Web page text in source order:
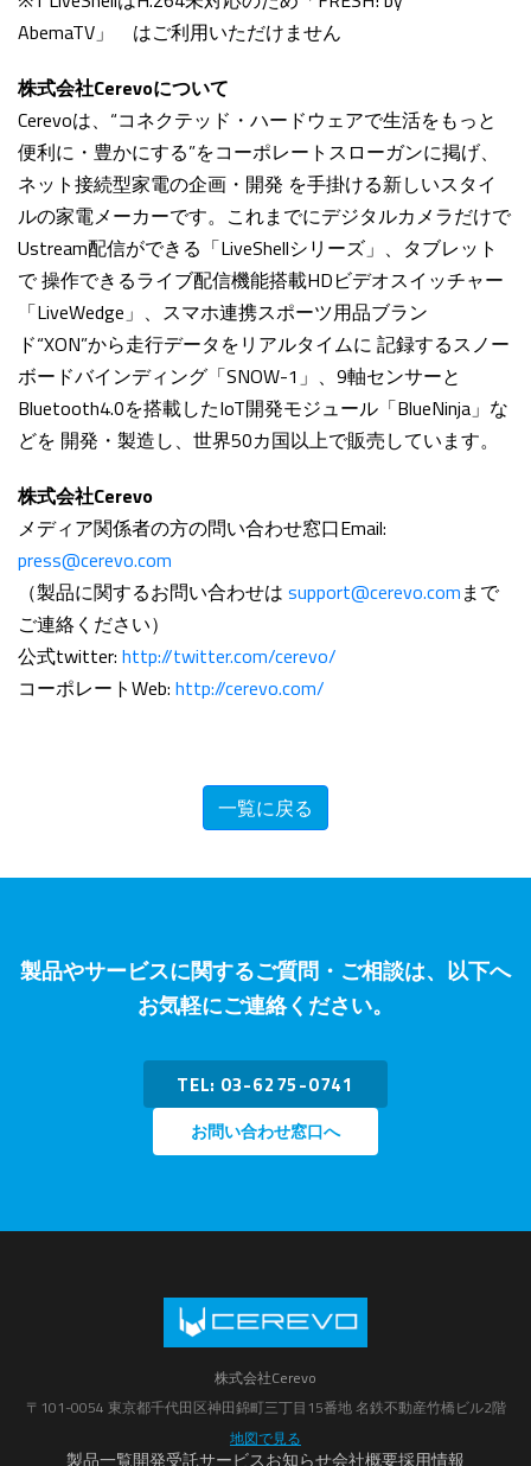
AbemaTV」 はご利用いただけません
株式会社Cerevoについて
Cerevoは、“コネクテッド・ハードウェアで生活をもっと
便利に・豊かにする”をコーポレートスローガンに掲げ、
ネット接続型家電の企画・開発 を手掛ける新しいスタイ
ルの家電メーカーです。これまでにデジタルカメラだけで
Ustream配信ができる「LiveShellシリーズ」、タブレット
で 操作できるライブ配信機能搭載HDビデオスイッチャー
「LiveWedge」、スマホ連携スポーツ用品ブラン
ド“XON”から走行データをリアルタイムに 記録するスノー
ボードバインディング「SNOW-1」、9軸センサーと
Bluetooth4.0を搭載したIoT開発モジュール「BlueNinja」な
どを 開発・製造し、世界50カ国以上で販売しています。
株式会社Cerevo
メディア関係者の方の問い合わせ窓口Email:
press@cerevo.com
（製品に関するお問い合わせは support@cerevo.comまで
ご連絡ください）
公式twitter: http://twitter.com/cerevo/
コーポレートWeb: http://cerevo.com/
一覧に戻る
製品やサービスに関するご質問・ご相談は、以下へ
お気軽にご連絡ください。
TEL: 03-6275-0741
お問い合わせ窓口へ
株式会社Cerevo
〒101-0054 東京都千代田区神田錦町三丁目15番地 名鉄不動産竹橋ビル2階
地図で見る
製品一覧開発受託サービスお知らせ会社概要採用情報